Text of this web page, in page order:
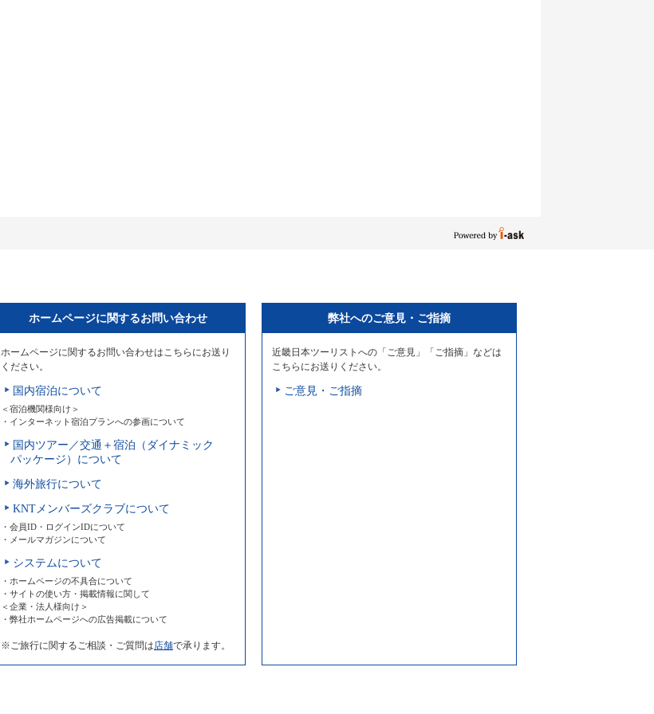
ホームページに関するお問い合わせ
ホームページに関するお問い合わせはこちらにお送り
ください。
国内宿泊について
＜宿泊機関様向け＞
・インターネット宿泊プランへの参画について
国内ツアー／交通＋宿泊（ダイナミック
パッケージ）について
海外旅行について
KNTメンバーズクラブについて
・会員ID・ログインIDについて
・メールマガジンについて
システムについて
・ホームページの不具合について
・サイトの使い方・掲載情報に関して
＜企業・法人様向け＞
・弊社ホームページへの広告掲載について
※ご旅行に関するご相談・ご質問は店舗で承ります。
弊社へのご意見・ご指摘
近畿日本ツーリストへの「ご意見」「ご指摘」などは
こちらにお送りください。
ご意見・ご指摘